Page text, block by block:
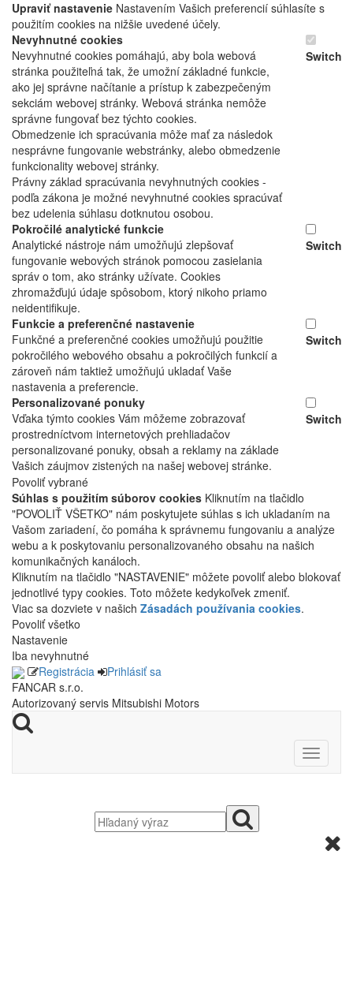
Upraviť nastavenie Nastavením Vašich preferencií súhlasíte s
použitím cookies na nižšie uvedené účely.
Nevyhnutné cookies
Nevyhnutné cookies pomáhajú, aby bola webová
stránka použiteľná tak, že umožní základné funkcie,
ako jej správne načítanie a prístup k zabezpečeným
sekciám webovej stránky. Webová stránka nemôže
správne fungovať bez týchto cookies.
Obmedzenie ich spracúvania môže mať za následok
nesprávne fungovanie webstránky, alebo obmedzenie
funkcionality webovej stránky.
Právny základ spracúvania nevyhnutných cookies -
podľa zákona je možné nevyhnutné cookies spracúvať
bez udelenia súhlasu dotknutou osobou.
Switch
Pokročilé analytické funkcie
Analytické nástroje nám umožňujú zlepšovať
fungovanie webových stránok pomocou zasielania
správ o tom, ako stránky užívate. Cookies
zhromažďujú údaje spôsobom, ktorý nikoho priamo
neidentifikuje.
Switch
Funkcie a preferenčné nastavenie
Funkčné a preferenčné cookies umožňujú použitie
pokročilého webového obsahu a pokročilých funkcií a
zároveň nám taktiež umožňujú ukladať Vaše
nastavenia a preferencie.
Switch
Personalizované ponuky
Vďaka týmto cookies Vám môžeme zobrazovať
prostredníctvom internetových prehliadačov
personalizované ponuky, obsah a reklamy na základe
Vašich záujmov zistených na našej webovej stránke.
Switch
Povoliť vybrané
Súhlas s použitím súborov cookies Kliknutím na tlačidlo
"POVOLIŤ VŠETKO" nám poskytujete súhlas s ich ukladaním na
Vašom zariadení, čo pomáha k správnemu fungovaniu a analýze
webu a k poskytovaniu personalizovaného obsahu na našich
komunikačných kanáloch.
Kliknutím na tlačidlo "NASTAVENIE" môžete povoliť alebo blokovať
jednotlivé typy cookies. Toto môžete kedykoľvek zmeniť.
Viac sa dozviete v našich Zásadách používania cookies.
Povoliť všetko
Nastavenie
Iba nevyhnutné
Registrácia
Prihlásiť sa
FANCAR s.r.o.
Autorizovaný servis Mitsubishi Motors